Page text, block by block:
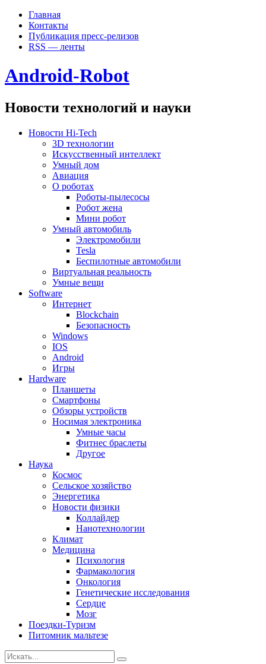
Главная
Контакты
Публикация пресс-релизов
RSS — ленты
Android-Robot
Новости технологий и науки
Новости Hi-Tech
3D технологии
Искусственный интеллект
Умный дом
Авиация
О роботах
Роботы-пылесосы
Робот жена
Мини робот
Умный автомобиль
Электромобили
Tesla
Беспилотные автомобили
Виртуальная реальность
Умные вещи
Software
Интернет
Blockchain
Безопасность
Windows
IOS
Android
Игры
Hardware
Планшеты
Смартфоны
Обзоры устройств
Носимая электроника
Умные часы
Фитнес браслеты
Другое
Наука
Космос
Сельское хозяйство
Энергетика
Новости физики
Коллайдер
Нанотехнологии
Климат
Медицина
Психология
Фармакология
Онкология
Генетические исследования
Сердце
Мозг
Поездки-Туризм
Питомник мальтезе